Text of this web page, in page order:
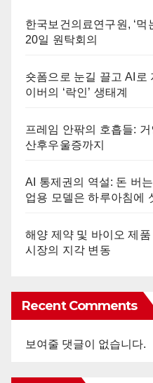
한국보건의료연구원, ‘
20일 원탁회의
숏폼으로 눈길 끌고 AI로
이버의 ‘락인’ 생태계
프레임 안팎의 호흡들:
산후우울증까지
AI 통제권의 역설: 돈 버
업용 모델은 하루아침에
해양 제약 및 바이오 제
시장의 지각 변동
Recent Comments
보여줄 댓글이 없습니다.